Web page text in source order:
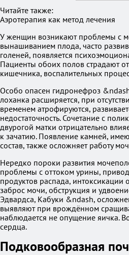
Читайте также:
Аэротерапия как метод лечения
У женщин возникают проблемы с
вынашиванием плода, часто
голеней, появляется
Пациенты обоих полов страдают
кишечника, воспалительных
Особо опасен гидронефроз
лоханка расширяется, при
временем атрофируются,
недостаточность. Сочетание с
двурогой матки отрицательно
к зачатию. Появление камней,
состав, также осложняет работу
Нередко пороки развития
проблемы с оттоком урины,
продуктов распада, интоксикации
заброс мочи, обструкция и
Эдвардса, Кабуки &ndash,
выявляют при врождённом
наблюдается не опущение яичка.
сердца.
Подковообразная